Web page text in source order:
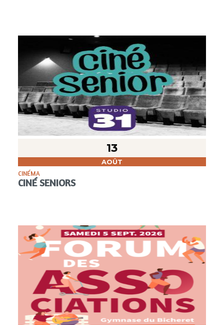
13
AOÛT
CINÉMA
CINÉ SENIORS